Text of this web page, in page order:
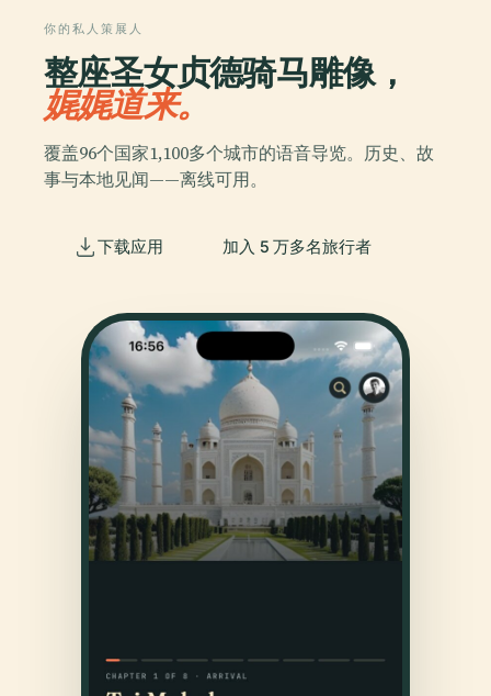
你的私人策展人
整座圣女贞德骑马雕像，
娓娓道来。
覆盖96个国家1,100多个城市的语音导览。历史、故
事与本地见闻——离线可用。
下载应用 加入 5 万多名旅行者